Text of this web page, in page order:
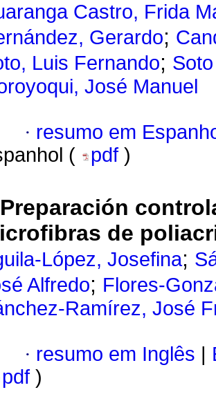
Castro, Frida
Gerardo;
Luis Fernando;
José Manuel
· resumo em
(
pdf )
Preparación
de
López, Josefina;
Alfredo; Flores-
Ramírez, José
· resumo em Inglês
pdf )